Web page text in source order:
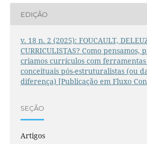
EDIÇÃO
v. 18 n. 2 (2025): FOUCAULT,
CURRICULISTAS? Como pensamos,
criamos currículos com ferramentas
conceituais pós-estruturalistas (ou
diferença) [Publicação em Fluxo
SEÇÃO
Artigos